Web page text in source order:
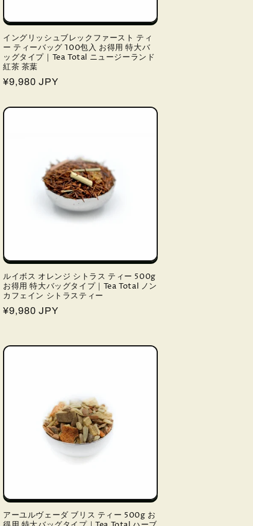
イングリッシュブレックファースト ティ
ー ティーバッグ 100包入 お得用 特大バ
ッグタイプ｜Tea Total ニュージーランド
紅茶 茶葉
通
価
¥9,980 JPY
ルイボス オレンジ シトラス ティー 500g
お得用 特大バッグタイプ｜Tea Total ノン
カフェイン シトラスティー
通
格
¥9,980 JPY
アーユルヴェーダ ブリス ティー 500g お